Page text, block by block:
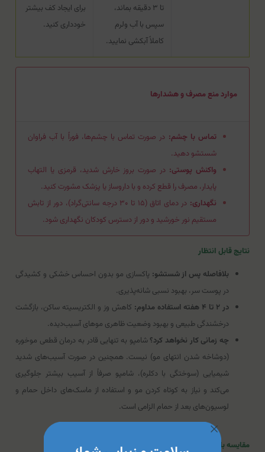
تا ۳ دقیقه بماند،
سپس با آب ولرم
کاملاً آبکشی نمایید.
برای ایجاد کف بیشتر
خودداری کنید.
موارد منع مصرف و هشدارها
تماس با چشم: در صورت تماس با چشم‌ها، فوراً با آب فراوان
شستشو دهید.
واکنش پوستی: در صورت بروز خارش شدید، قرمزی یا التهاب
پایدار، مصرف را قطع کرده و با داروساز یا پزشک مشورت کنید.
نگهداری:
در دمای اتاق (۱۵ تا ۳۰ درجه سانتی‌گراد)، دور از تابش
مستقیم نور خورشید و دور از دسترس کودکان نگهداری شود.
نتایج قابل انتظار
بلافاصله پس از شستشو: پاکسازی مو بدون احساس خشکی و کشیدگی
در پوست سر، بهبود نسبی شانه‌پذیری.
در ۲ تا ۴ هفته استفاده مداوم:
کاهش وز و الکتریسیته ساکن، بازگشت
درخشندگی طبیعی و بهبود وضعیت ظاهری موهای آسیب‌دیده.
چه زمانی کار نخواهد کرد؟شامپو به تنهایی قادر به درمان قطعی موخوره
(دوشاخه شدن انتهای مو) نیست. همچنین در صورت آسیب‌های شدید
شیمیایی (سوختگی با دکلره)، شامپو صرفاً از آسیب بیشتر جلوگیری
می‌کند و نیاز به کوتاه کردن مو و استفاده از ماسک‌های داخل حمام و
لوسیون‌های بعد از حمام الزامی است.
مقایسه با گزینه‌های مشابه